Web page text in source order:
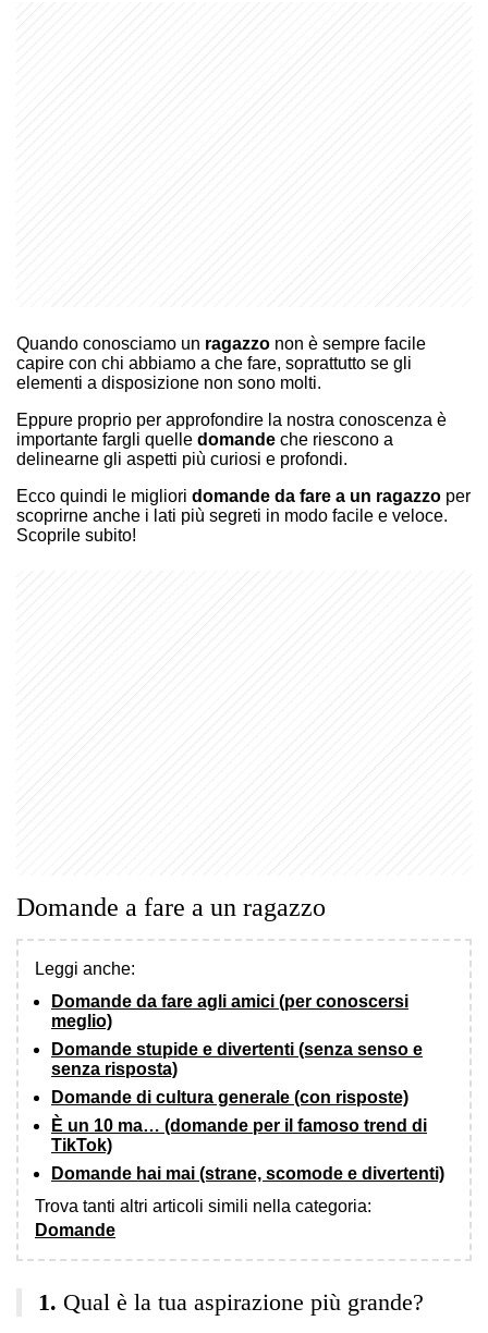
Quando conosciamo un ragazzo non è sempre facile
capire con chi abbiamo a che fare, soprattutto se gli
elementi a disposizione non sono molti.
Eppure proprio per approfondire la nostra conoscenza è
importante fargli quelle domande che riescono a
delinearne gli aspetti più curiosi e profondi.
Ecco quindi le migliori domande da fare a un ragazzo per
scoprirne anche i lati più segreti in modo facile e veloce.
Scoprile subito!
Domande a fare a un ragazzo
Leggi anche:
Domande da fare agli amici (per conoscersi
meglio)
Domande stupide e divertenti (senza senso e
senza risposta)
Domande di cultura generale (con risposte)
È un 10 ma… (domande per il famoso trend di
TikTok)
Domande hai mai (strane, scomode e divertenti)
Trova tanti altri articoli simili nella categoria:
Domande
Qual è la tua aspirazione più grande?